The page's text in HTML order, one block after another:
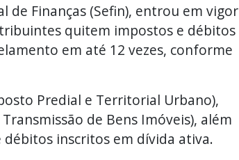
de Finanças (Sefin), entrou em vigor
quitem impostos e débitos
em até 12 vezes, conforme
Predial e Territorial Urbano),
de Bens Imóveis), além
inscritos em dívida ativa.